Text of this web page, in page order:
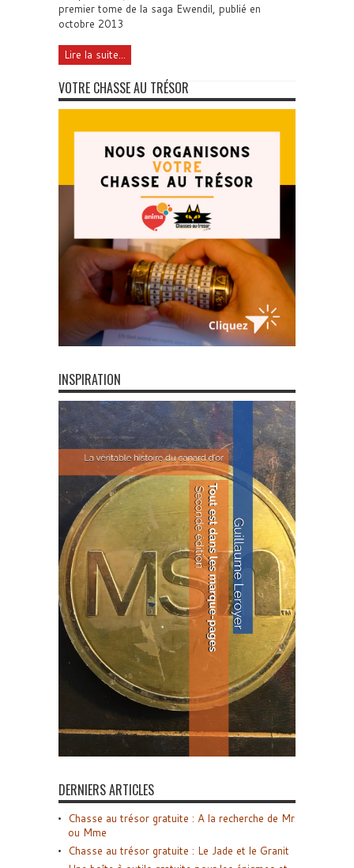
premier tome de la saga Ewendil, publié en
octobre 2013
Lire la suite...
VOTRE CHASSE AU TRÉSOR
INSPIRATION
DERNIERS ARTICLES
Chasse au trésor gratuite : A la recherche de Mr
ou Mme
Chasse au trésor gratuite : Le Jade et le Granit